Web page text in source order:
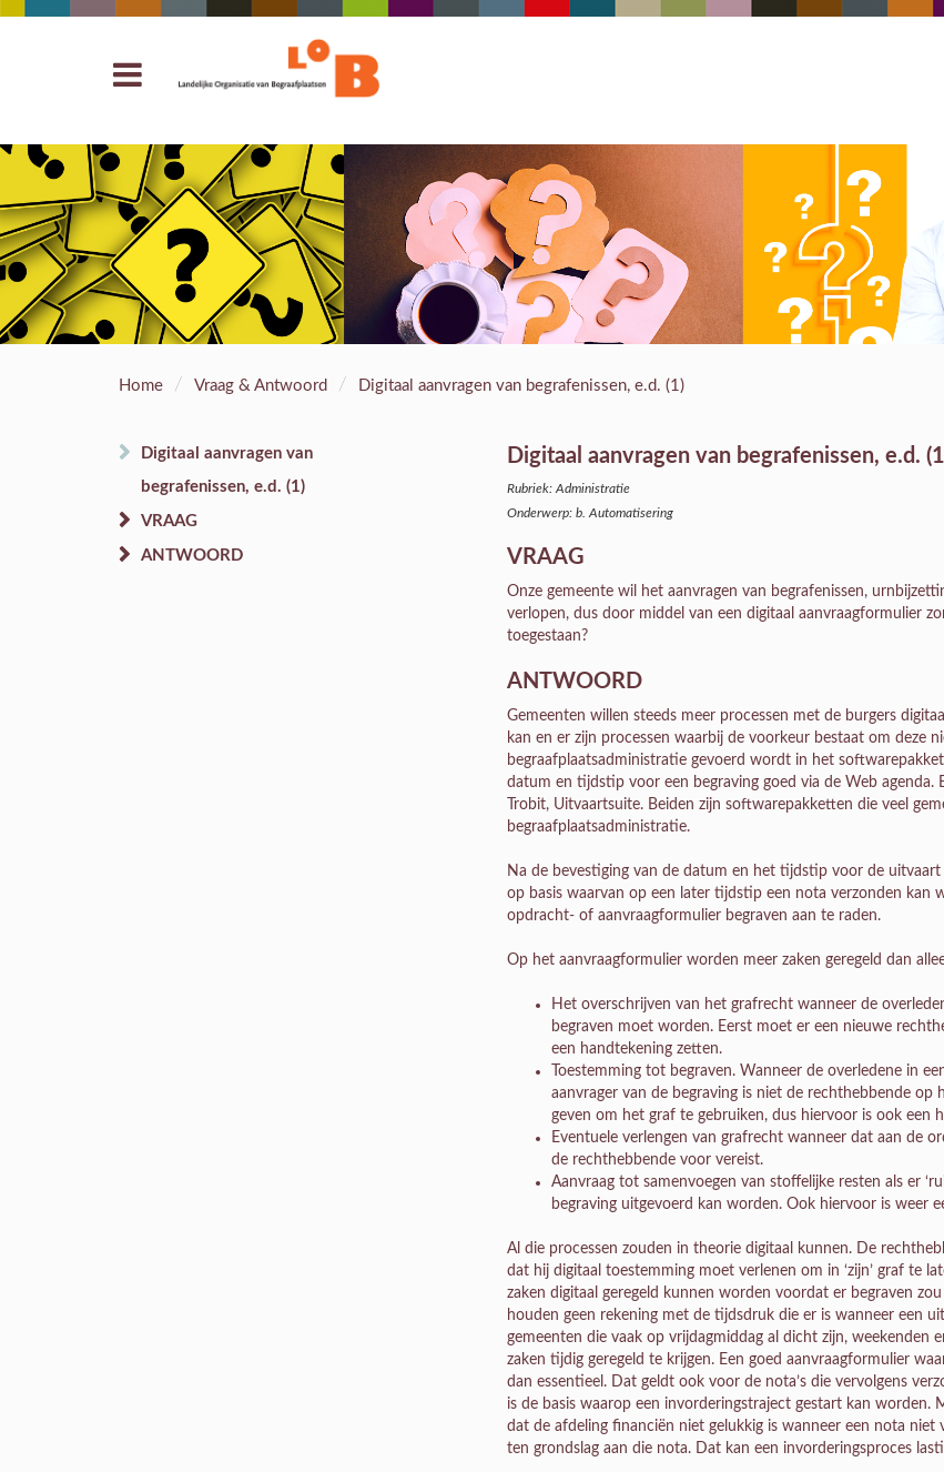
Home / Vraag & Antwoord / Digitaal aanvragen van begrafenissen, e.d. (1)
Digitaal aanvragen van
begrafenissen, e.d. (1)
VRAAG
ANTWOORD
Digitaal aanvragen van begrafenissen, e.d.
Rubriek: Administratie
Onderwerp: b. Automatisering
VRAAG
Onze gemeente wil het aanvragen van begrafenissen,
verlopen, dus door middel van een digitaal aanvraagformulier
toegestaan?
ANTWOORD
Gemeenten willen steeds meer processen met de burgers
kan en er zijn processen waarbij de voorkeur bestaat om deze
begraafplaatsadministratie gevoerd wordt in het
datum en tijdstip voor een begraving goed via de Web agenda.
Trobit, Uitvaartsuite. Beiden zijn softwarepakketten die veel
begraafplaatsadministratie.
Na de bevestiging van de datum en het tijdstip voor de
op basis waarvan op een later tijdstip een nota verzonden kan
opdracht- of aanvraagformulier begraven aan te raden.
Op het aanvraagformulier worden meer zaken geregeld dan
Het overschrijven van het grafrecht wanneer de
begraven moet worden. Eerst moet er een nieuwe
een handtekening zetten.
Toestemming tot begraven. Wanneer de overledene in
aanvrager van de begraving is niet de rechthebbende
geven om het graf te gebruiken, dus hiervoor is ook een
Eventuele verlengen van grafrecht wanneer dat aan de
de rechthebbende voor vereist.
Aanvraag tot samenvoegen van stoffelijke resten als er
begraving uitgevoerd kan worden. Ook hiervoor is weer
Al die processen zouden in theorie digitaal kunnen. De
dat hij digitaal toestemming moet verlenen om in ‘zijn’ graf te
zaken digitaal geregeld kunnen worden voordat er begraven
houden geen rekening met de tijdsdruk die er is wanneer een
gemeenten die vaak op vrijdagmiddag al dicht zijn, weekenden
zaken tijdig geregeld te krijgen. Een goed aanvraagformulier
dan essentieel. Dat geldt ook voor de nota’s die vervolgens
is de basis waarop een invorderingstraject gestart kan worden.
dat de afdeling financiën niet gelukkig is wanneer een nota
ten grondslag aan die nota. Dat kan een invorderingsproces